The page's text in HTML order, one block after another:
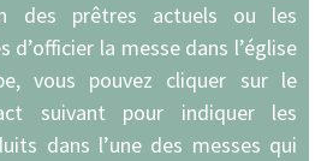
des prêtres actuels ou les
d’officier la messe dans l’église
vous pouvez cliquer sur le
suivant pour indiquer les
dans l’une des messes qui